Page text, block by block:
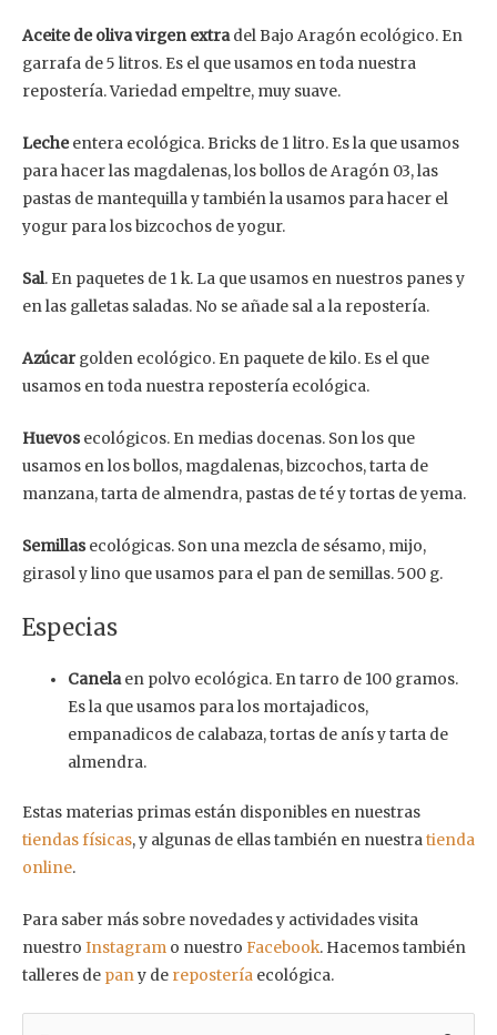
Aceite de oliva virgen extradel Bajo Aragón ecológico. En
garrafa de 5 litros. Es el que usamos en toda nuestra
repostería. Variedad empeltre, muy suave.
Lecheentera ecológica. Bricks de 1 litro. Es la que usamos
para hacer las magdalenas, los bollos de Aragón 03, las
pastas de mantequilla y también la usamos para hacer el
yogur para los bizcochos de yogur.
Sal. En paquetes de 1 k. La que usamos en nuestros panes y
en las galletas saladas. No se añade sal a la repostería.
Azúcar golden ecológico. En paquete de kilo. Es el que
usamos en toda nuestra repostería ecológica.
Huevos ecológicos. En medias docenas. Son los que
usamos en los bollos, magdalenas, bizcochos, tarta de
manzana, tarta de almendra, pastas de té y tortas de yema.
Semillas ecológicas. Son una mezcla de sésamo, mijo,
girasol y lino que usamos para el pan de semillas. 500 g.
Especias
Canelaen polvo ecológica. En tarro de 100 gramos.
Es la que usamos para los mortajadicos,
empanadicos de calabaza, tortas de anís y tarta de
almendra.
Estas materias primas están disponibles en nuestras
tiendas físicas, y algunas de ellas también en nuestratienda
online.
Para saber más sobre novedades y actividades visita
nuestro Instagram o nuestro Facebook. Hacemos también
talleres de pany de repostería ecológica.